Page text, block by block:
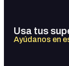
Usa tus
Ayúdanos en